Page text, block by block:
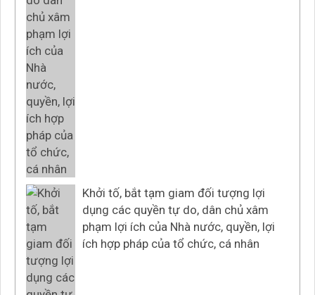
Khởi tố, bắt tạm giam đối tượng lợi
dụng các quyền tự do, dân chủ xâm
phạm lợi ích của Nhà nước, quyền, lợi
ích hợp pháp của tổ chức, cá nhân